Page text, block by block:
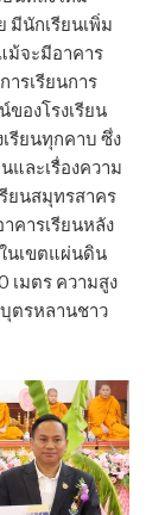
มีนักเรียนเพิ่ม
ม้จะมีอาคาร
ารเรียนการ
องโรงเรียน
รียนทุกคาบ ซึ่ง
และเรื่องความ
ยนสมุทรสาคร
คารเรียนหลัง
นเขตแผ่นดิน
เมตร ความสูง
บุตรหลานชาว